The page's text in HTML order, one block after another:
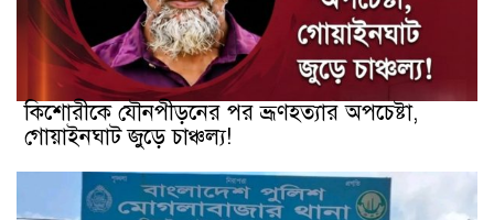
কিশোরীকে যৌনপীড়নের পর ভ্রূণহত্যার অপচেষ্টা,
গোয়াইনঘাট জুড়ে চাঞ্চল্য!